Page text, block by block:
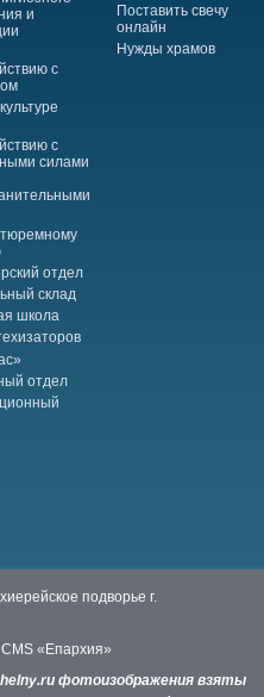
и
с
с
силами
отдел
склад
школа
отдел
Поставить свечу
онлайн
Нужды храмов
подворье г.
CMS «Епархия»
фотоизображения взяты